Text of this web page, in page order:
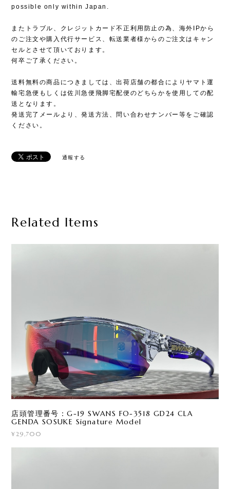
possible only within Japan.
またトラブル、クレジットカード不正利用防止の為、海外IPから
のご注文や購入代行サービス、転送業者様からのご注文はキャン
セルとさせて頂いております。
何卒ご了承ください。
送料無料の商品につきましては、出荷店舗の都合によりヤマト運
輸宅急便もしくは佐川急便飛脚宅配便のどちらかを使用しての配
送となります。
発送完了メールより、発送方法、問い合わせナンバー等をご確認
ください。
通報する
Related Items
店頭管理番号：G-19 SWANS FO-3518 GD24 CLA
GENDA SOSUKE Signature Model
¥29,700